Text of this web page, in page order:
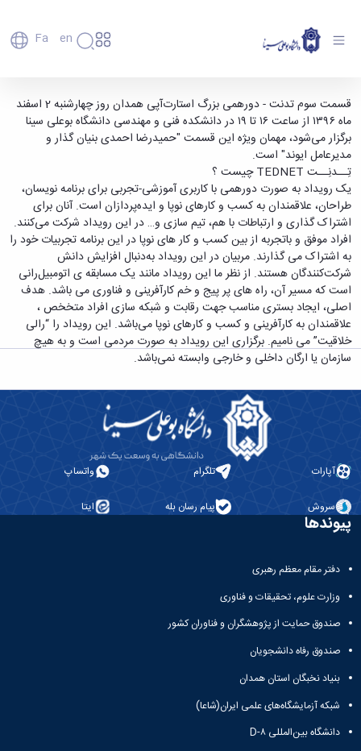
Fa En
دانشگاه
تاریخچه
معرفی
برنامه
راهبردی
دانشگاه
نقشه
دانشگاه
سازمان
دانشگاه
معاونت
توسعه
مدیریت
و
پشتیبانی
معاونت
دانشجویی
پژوهش
و
فرهنگی
اجتماعی
نهاد
مقام
معظم
رهبری
تماس
دانشگاه
اعضای
هیأت
علمی
کارکنان
دانشجویان
فارغ
التحصیلان
دانشکده‌ها
پردیس
اصلی
مهندسی
کشاورزی
شیمی
و
علوم
نفت
علوم
انسانی
هنر
پایه
اقتصادی
و
های
اقماری
ارتباط
با ما
روابط
بین
الملل
(قدم
الآن)
Apply
Now
تدنت قسمت سوم - دورهمی بزرگ استارتاپی
همدان - دانشگاه بوعلی سینا همدان
قسمت سوم تدنت - دورهمی بزرگ استارت‌آپی همدان روز چهار‌شنبه 2 اسفند
‌ماه ۱۳۹۶ از ساعت ۱۶ تا ۱۹ در دانشکده فنی و مهندسی دانشگاه بوعلی سینا
برگزار می‌شود، مهمان ویژه این قسمت "حمیدرضا احمدی بنیان گذار و
مدیرعامل ایوند" است.
تِــدنِــت TEDNET چیست ؟
یک رویداد به صورت دورهمی با کاربری آموزشی-تجربی برای برنامه نویسان،
طراحان، علاقمندان به کسب و کارهای نوپا و ایده‌پردازان است. آنان برای
اشتراک گذاری و ارتباطات با هم، تیم سازی و… در این رویداد شرکت می‌کنند.
افراد موفق و باتجربه از بین کسب و کار های نوپا در این برنامه تجربیات خود را
به اشتراک می گذارند. مربیان در این رویداد به‌دنبال افزایش دانش
شرکت‌کنندگان هستند. از نظر ما این رویداد مانند یک مسابقه ی اتومبیل‌رانی
است که مسیر آن، راه های پر پیج و خم کارآفرینی و فناوری می باشد. هدف
اصلی، ایجاد بستری مناسب جهت رقابت و شبکه سازی افراد متخخص ،
علاقمندان به کارآفرینی و کسب و کارهای نوپا می‌باشد. این رویداد را “رالی
خلاقیت” می نامیم. برگزاری این رویداد به صورت مردمی است و به هیچ
سازمان یا ارگان داخلی و خارجی وابسته نمی‌باشد.
آپارات تلگرام واتساپ
سروش پیام رسان بله ایتا
پیوندها
دفتر مقام معظم رهبری
وزارت علوم، تحقیقات و فناوری
صندوق حمایت از پژوهشگران و فناوران کشور
صندوق رفاه دانشجویان
بنیاد نخبگان استان همدان
شبکه آزمایشگاه‌های علمی ایران(شاعا)
دانشگاه بین‌المللی D-۸